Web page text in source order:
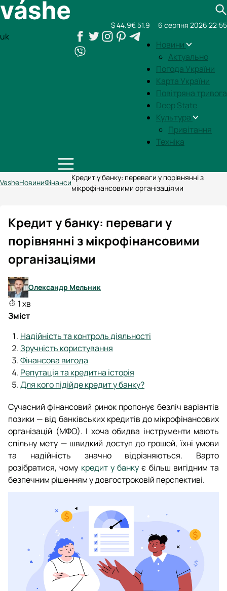
uk
Новини
Актуально
Погода України
Карта України
Повітряна тривога
Deep State
Культура
Привітання
Техніка
$ 44.9€ 51.9 6 серпня 2026 22:55
VasheНовиниФінанси
Кредит у банку: переваги у порівнянні з
мікрофінансовими організаціями
Кредит у банку: переваги у
порівнянні з мікрофінансовими
організаціями
Олександр Мельник
1 хв
Зміст
Надійність та контроль діяльності
Зручність користування
Фінансова вигода
Репутація та кредитна історія
Для кого підійде кредит у банку?
Сучасний фінансовий ринок пропонує безліч варіантів
позики — від банківських кредитів до мікрофінансових
організацій (МФО). І хоча обидва інструменти мають
спільну мету — швидкий доступ до грошей, їхні умови
та надійність значно відрізняються. Варто
розібратися, чому кредит у банку є більш вигідним та
безпечним рішенням у довгостроковій перспективі.